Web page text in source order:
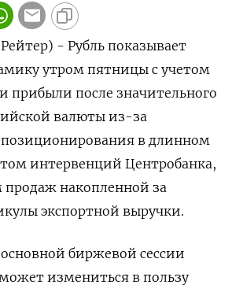
- Рубль показывает
утром пятницы с учетом
прибыли после значительного
валюты из-за
позиционирования в длинном
интервенций Центробанка,
продаж накопленной за
экспортной выручки.
биржевой сессии
измениться в пользу